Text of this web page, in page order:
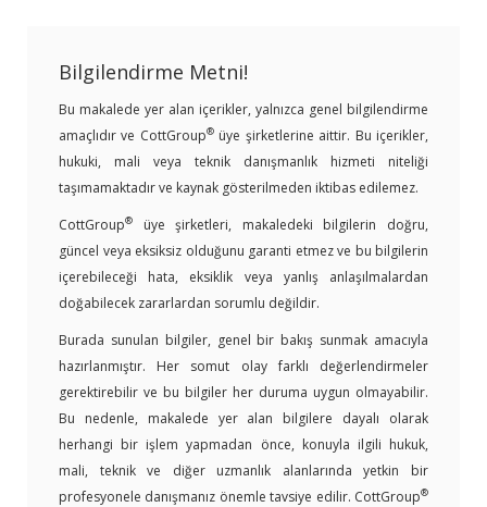
Bilgilendirme Metni!
Bu makalede yer alan içerikler, yalnızca genel bilgilendirme
amaçlıdır ve CottGroup®üye şirketlerine aittir. Bu içerikler,
hukuki, mali veya teknik danışmanlık hizmeti niteliği
taşımamaktadır ve kaynak gösterilmeden iktibas edilemez.
CottGroup®
üye şirketleri, makaledeki bilgilerin doğru,
güncel veya eksiksiz olduğunu garanti etmez ve bu bilgilerin
içerebileceği hata, eksiklik veya yanlış anlaşılmalardan
doğabilecek zararlardan sorumlu değildir.
Burada sunulan bilgiler, genel bir bakış sunmak amacıyla
hazırlanmıştır. Her somut olay farklı değerlendirmeler
gerektirebilir ve bu bilgiler her duruma uygun olmayabilir.
Bu nedenle, makalede yer alan bilgilere dayalı olarak
herhangi bir işlem yapmadan önce, konuyla ilgili hukuk,
mali, teknik ve diğer uzmanlık alanlarında yetkin bir
profesyonele danışmanız önemle tavsiye edilir. CottGroup®